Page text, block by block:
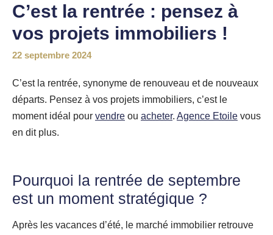
C’est la rentrée : pensez à
vos projets immobiliers !
22 septembre 2024
C’est la rentrée, synonyme de renouveau et de nouveaux
départs. Pensez à vos projets immobiliers, c’est le
moment idéal pour vendre ou acheter. Agence Etoile vous
en dit plus.
Pourquoi la rentrée de septembre
est un moment stratégique ?
Après les vacances d’été, le marché immobilier retrouve